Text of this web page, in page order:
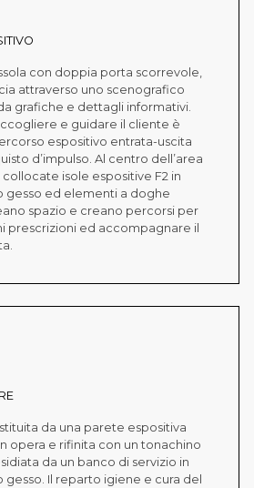
con doppia porta scorrevole,
attraverso uno scenografico
grafiche e dettagli informativi.
e guidare il cliente è
espositivo entrata-uscita
d’impulso. Al centro dell’area
isole espositive F2 in
gesso ed elementi a doghe
spazio e creano percorsi per
prescrizioni ed accompagnare il
da una parete espositiva
opera e rifinita con un tonachino
da un banco di servizio in
Il reparto igiene e cura del